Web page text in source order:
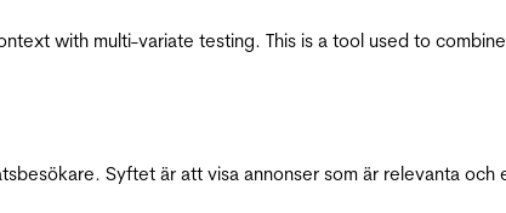
with multi-variate testing. This is a tool used to
Syftet är att visa annonser som är relevanta